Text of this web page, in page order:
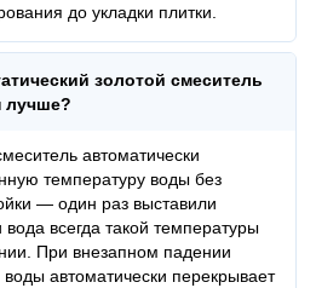
до укладки плитки.
золотой смеситель
лучше?
автоматически
температуру воды без
— один раз выставили
всегда такой температуры
При внезапном падении
автоматически перекрывает